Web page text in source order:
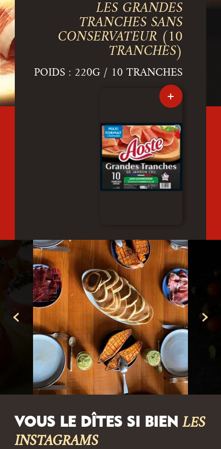
LES GRANDES
TRANCHES SANS
CONSERVATEUR (10
TRANCHES)
POIDS : 220G / 10 TRANCHES
VOUS LE DÎTES SI BIEN LES
INSTAGRAMS